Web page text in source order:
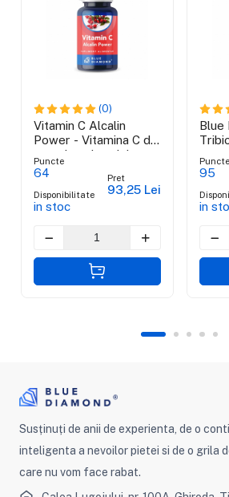
(0)
Vitamin C Alcalin
Power - Vitamina C din
ascorbat de calciu,
maces si acerola
Puncte
64
Disponibilitate
in stoc
Pret
93,25 Lei
Blue
Puncte
95
in
Susținuți de anii de experienta, de o
inteligenta a nevoilor pietei si de o grila
care nu vom face rabat.